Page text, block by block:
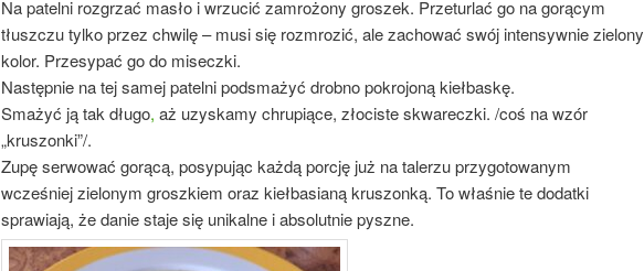
Na patelni rozgrzać masło i wrzucić zamrożony groszek. Przeturlać go na gorącym
tłuszczu tylko przez chwilę – musi się rozmrozić, ale zachować swój intensywnie zielony
kolor. Przesypać go do miseczki.
Następnie na tej samej patelni podsmażyć drobno pokrojoną kiełbaskę.
Smażyć ją tak długo, aż uzyskamy chrupiące, złociste skwareczki. /coś na wzór
„kruszonki”/.
Zupę serwować gorącą, posypując każdą porcję już na talerzu przygotowanym
wcześniej zielonym groszkiem oraz kiełbasianą kruszonką. To właśnie te dodatki
sprawiają, że danie staje się unikalne i absolutnie pyszne.